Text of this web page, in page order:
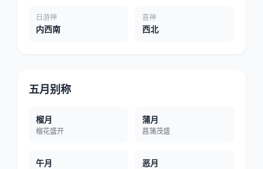
日游神
内西南
喜神
西北
五月别称
榴月
榴花盛开
蒲月
菖蒲茂盛
午月 恶月